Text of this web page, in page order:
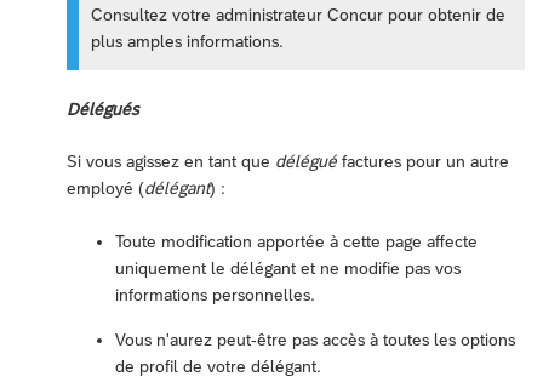
Consultez votre administrateur Concur pour obtenir de
plus amples informations.
Délégués
Si vous agissez en tant que délégué factures pour un autre
employé (délégant) :
Toute modification apportée à cette page affecte
uniquement le délégant et ne modifie pas vos
informations personnelles.
Vous n'aurez peut-être pas accès à toutes les options
de profil de votre délégant.